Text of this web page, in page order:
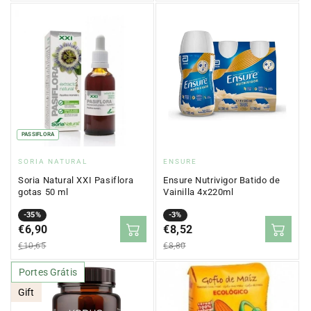
PASSIFLORA
Proveedor:
SORIA NATURAL
Soria Natural XXI Pasiflora
gotas 50 ml
-35%
Precio
en
oferta
€6,90
Precio
regular
€10,65
Proveedor:
ENSURE
Ensure Nutrivigor Batido de
Vainilla 4x220ml
-3%
Precio
en
oferta
€8,52
Precio
regular
€8,80
Portes Grátis
Gift